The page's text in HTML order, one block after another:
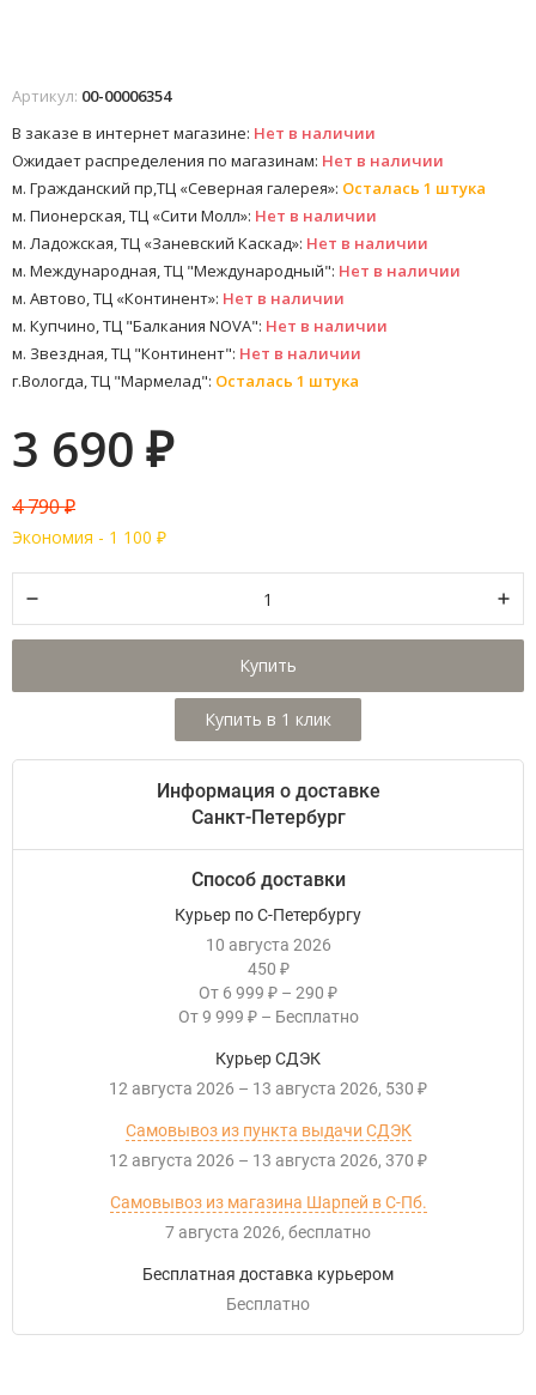
Артикул: 00-00006354
В заказе в интернет магазине: Нет в наличии
Ожидает распределения по магазинам: Нет в наличии
м. Гражданский пр,ТЦ «Северная галерея»: Осталась 1 штука
м. Пионерская, ТЦ «Сити Молл»: Нет в наличии
м. Ладожская, ТЦ «Заневский Каскад»: Нет в наличии
м. Международная, ТЦ "Международный": Нет в наличии
м. Автово, ТЦ «Континент»: Нет в наличии
м. Купчино, ТЦ "Балкания NOVA": Нет в наличии
м. Звездная, ТЦ "Континент": Нет в наличии
г.Вологда, ТЦ "Мармелад": Осталась 1 штука
3 690 ₽
4 790₽
Экономия - 1 100 ₽
Купить
Информация о доставке
Санкт-Петербург
Способ доставки
Курьер по С-Петербургу
10 августа 2026
450 ₽
От 6 999 ₽ – 290 ₽
От 9 999 ₽ – Бесплатно
Курьер СДЭК
12 августа 2026 – 13 августа 2026 530 ₽
Самовывоз из пункта выдачи СДЭК
12 августа 2026 – 13 августа 2026 370 ₽
Самовывоз из магазина Шарпей в С-Пб.
7 августа 2026
Бесплатно
Бесплатная доставка курьером
Бесплатно